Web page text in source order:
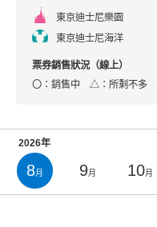
東京迪士尼樂園
東京迪士尼海洋
票券銷售狀況（線上）
〇：銷售中 △：所剩不多
2026年
8月 9月 10月